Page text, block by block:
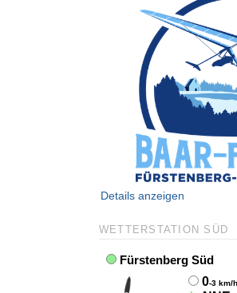
Details anzeigen
WETTERSTATION SÜD